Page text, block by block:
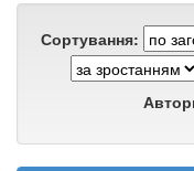
Сортування: